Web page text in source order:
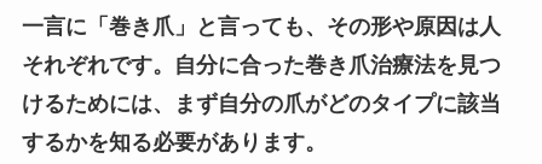
一言に「巻き爪」と言っても、その形や原因は人
それぞれです。自分に合った巻き爪治療法を見つ
けるためには、まず自分の爪がどのタイプに該当
するかを知る必要があります。